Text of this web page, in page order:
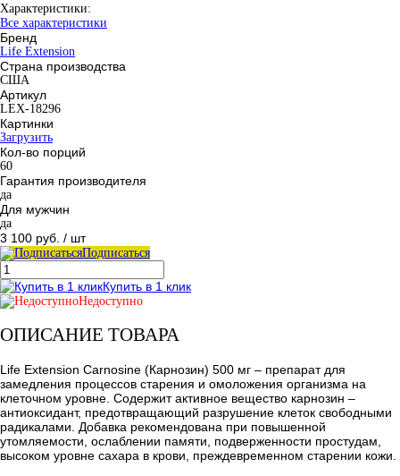
Характеристики:
Все характеристики
Бренд
Life Extension
Страна производства
США
Артикул
LEX-18296
Картинки
Загрузить
Кол-во порций
60
Гарантия производителя
да
Для мужчин
да
3 100 руб. / шт
Подписаться
Купить в 1 клик
Недоступно
ОПИСАНИЕ ТОВАРА
Life Extension Carnosine (Карнозин) 500 мг – препарат для
замедления процессов старения и омоложения организма на
клеточном уровне. Содержит активное вещество карнозин –
антиоксидант, предотвращающий разрушение клеток свободными
радикалами. Добавка рекомендована при повышенной
утомляемости, ослаблении памяти, подверженности простудам,
высоком уровне сахара в крови, преждевременном старении кожи.